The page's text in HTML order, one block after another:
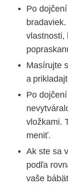
Po
vlastnosti,
Masírujte
a
Po
vložkami.
meniť.
Ak ste sa
podľa
vaše